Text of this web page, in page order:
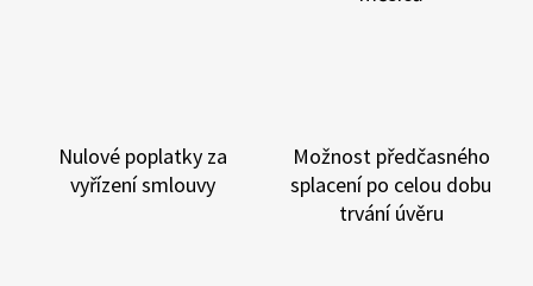
Nulové poplatky za
vyřízení smlouvy
Možnost předčasného
splacenípo celou dobu
trvání úvěru